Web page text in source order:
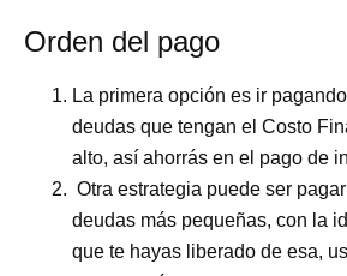
Orden del pago
La primera opción es ir
deudas que tengan el Costo
alto, así ahorrás en el pago de
Otra estrategia puede ser
deudas más pequeñas, con la
que te hayas liberado de esa,